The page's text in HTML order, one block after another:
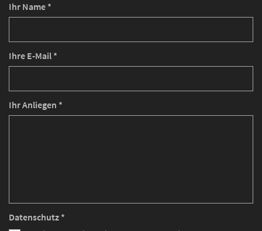
Ihr Name *
Ihre E-Mail *
Ihr Anliegen *
Datenschutz *